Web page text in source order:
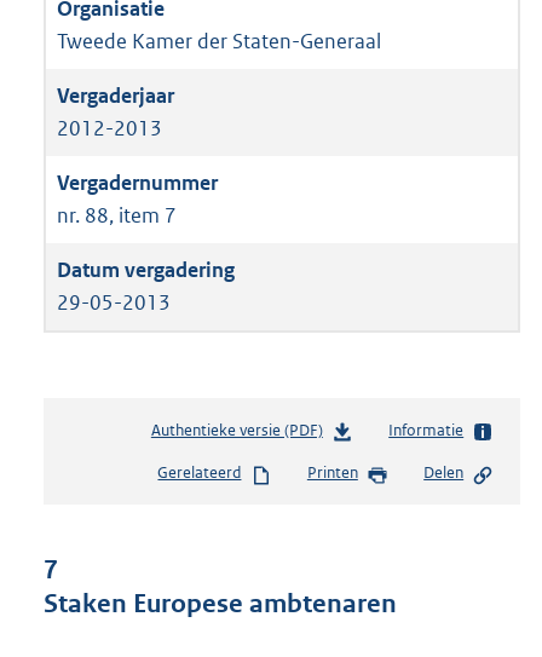
Tweede Kamer der Staten-Generaal
2012-2013
nr. 88, item 7
29-05-2013
Authentieke versie (PDF)b
s
s
Informatie
Gerelateerd Printen Delen
7
Staken Europese ambtenaren